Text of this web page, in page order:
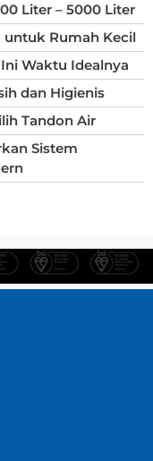
Liter – 5000 Liter
untuk Rumah Kecil
Waktu Idealnya
dan Higienis
Tandon Air
Sistem